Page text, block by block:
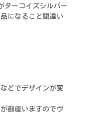
ターコイズシルバー
になること間違い
どでデザインが変
御座いますのでヴ